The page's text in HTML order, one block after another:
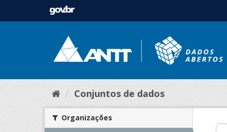
Conjuntos de dados
Organizações